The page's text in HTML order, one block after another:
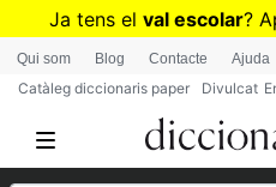
Ja tens el val escolar?
diccionaris per a
Qui som Blog Contacte Ajuda
Catàleg diccionaris paper Divulcat